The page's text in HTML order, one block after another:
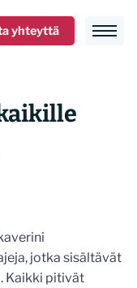
yhteyttä
jotka sisältävät
Kaikki pitivät